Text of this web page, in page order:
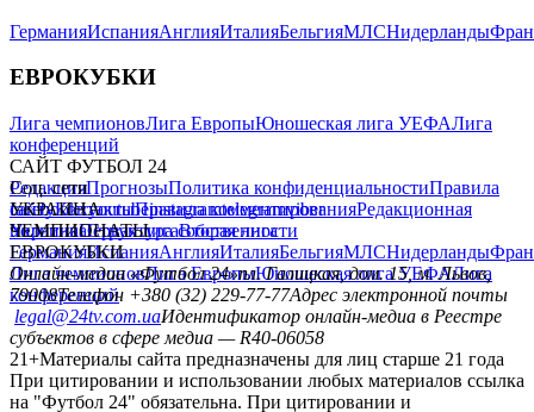
ГерманияИспанияАнглияИталияБельгияМЛСНидерланды
ЕВРОКУБКИ
Лига чемпионовЛига ЕвропыЮношеская лига УЕФАЛига
конференций
САЙТ ФУТБОЛ 24
РедакцияПрогнозыПолитика конфиденциальностиПравила
сайтуКонтактыПравила комментированияРедакционная
политикаСтруктура собственности
Соц. сети
facebookxyoutubeinstagramtelegramviber
УКРАИНА
УкраинаПервая лигаВторая лига
ЧЕМПИОНАТЫ
ГерманияИспанияАнглияИталияБельгияМЛСНидерланды
ЕВРОКУБКИ
Лига чемпионовЛига ЕвропыЮношеская лига УЕФАЛига
конференций
Онлайн-медиа «Футбол 24»пл. Галицкая, дом. 15, м. Львов,
79008Телефон +380 (32) 229-77-77Адрес электронной почты
legal@24tv.com.uaИдентификатор онлайн-медиа в Реестре
субъектов в сфере медиа — R40-06058
21+Материалы сайта предназначены для лиц старше 21 года
При цитировании и использовании любых материалов ссылка
на "Футбол 24" обязательна. При цитировании и